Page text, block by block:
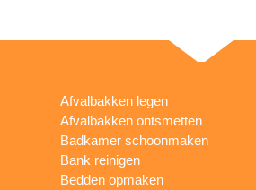
Afvalbakken legen
Afvalbakken ontsmetten
Badkamer schoonmaken
Bank reinigen
Bedden opmaken